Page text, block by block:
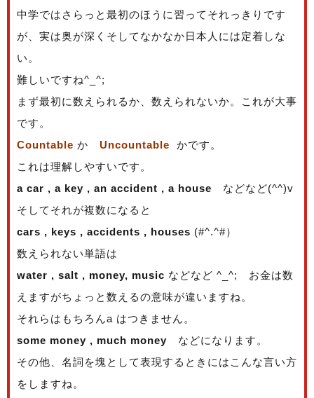
中学ではさらっと最初のほうに習ってそれっきりです
が、実は奥が深くそしてなかなか日本人には定着しな
い。
難しいですね^_^;
まず最初に数えられるか、数えられないか。これが大事
です。
Countable か Uncountable
かです。
これは理解しやすいです。
a car , a key , an accident , a house などなど(^^)v
そしてそれが複数になると
cars , keys , accidents , houses (#^.^#）
数えられない単語は
water , salt , money, music などなど ^_^; お金は数
えますがちょっと数えるの意味が違いますね。
それらはもちろんa はつきません。
some money , much money などになります。
その他、名詞を塊として表現するときにはこんな言い方
をしますね。